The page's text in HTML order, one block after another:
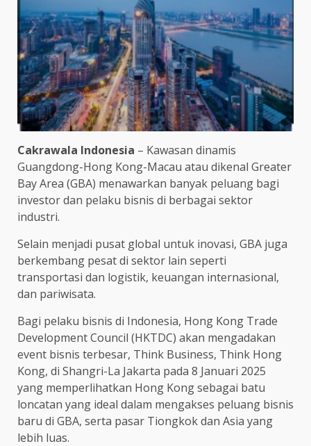
Cakrawala Indonesia – Kawasan dinamis
Guangdong-Hong Kong-Macau atau dikenal Greater
Bay Area (GBA) menawarkan banyak peluang bagi
investor dan pelaku bisnis di berbagai sektor
industri.
Selain menjadi pusat global untuk inovasi, GBA juga
berkembang pesat di sektor lain seperti
transportasi dan logistik, keuangan internasional,
dan pariwisata.
Bagi pelaku bisnis di Indonesia, Hong Kong Trade
Development Council (HKTDC) akan mengadakan
event bisnis terbesar, Think Business, Think Hong
Kong, di Shangri-La Jakarta pada 8 Januari 2025
yang memperlihatkan Hong Kong sebagai batu
loncatan yang ideal dalam mengakses peluang bisnis
baru di GBA, serta pasar Tiongkok dan Asia yang
lebih luas.